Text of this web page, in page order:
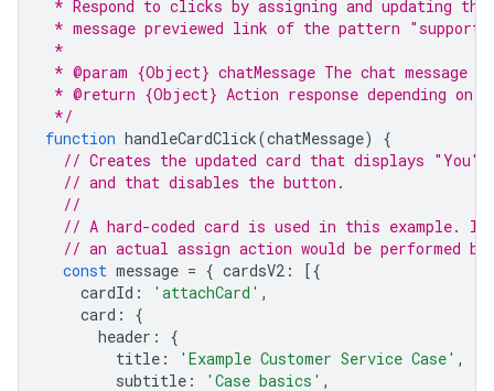
* Respond to clicks by assigning and updating
* message previewed link of the pattern
*
* @param {Object} chatMessage The chat message
* @return {Object} Action response depending on
*/
function handleCardClick(chatMessage)
{
// Creates the updated card that displays "You"
// and that disables the button.
//
// A hard-coded card is used in this example.
// an actual assign action would be performed
const message = { cardsV2 :
[{
cardId : 'attachCard' ,
card :
{
header :
{
title : 'Example Customer Service Case' ,
subtitle : 'Case basics' ,